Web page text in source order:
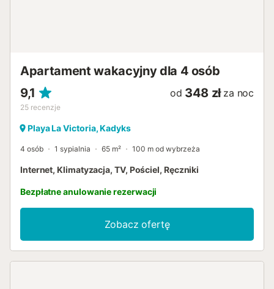
Apartament wakacyjny dla 4 osób
9,1
25 recenzje
od 348 zł za noc
Playa La Victoria, Kadyks
4 osób 1 sypialnia 65 m² 100 m od wybrzeża
Internet, Klimatyzacja, TV, Pościel, Ręczniki
Bezpłatne anulowanie rezerwacji
Zobacz ofertę